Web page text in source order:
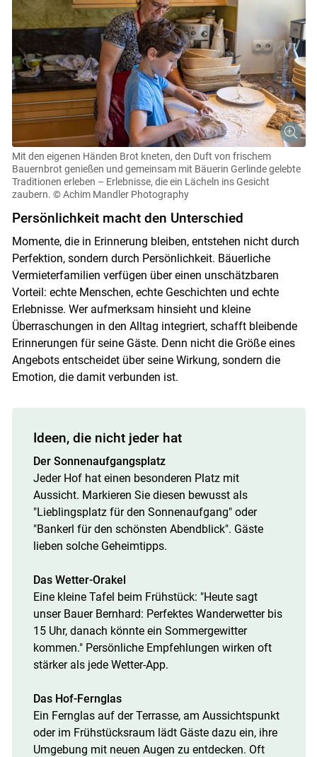
Mit den eigenen Händen Brot kneten, den Duft von frischem
Bauernbrot genießen und gemeinsam mit Bäuerin Gerlinde gelebte
Traditionen erleben – Erlebnisse, die ein Lächeln ins Gesicht
zaubern. © Achim Mandler Photography
Persönlichkeit macht den Unterschied
Momente, die in Erinnerung bleiben, entstehen nicht durch
Perfektion, sondern durch Persönlichkeit. Bäuerliche
Vermieterfamilien verfügen über einen unschätzbaren
Vorteil: echte Menschen, echte Geschichten und echte
Erlebnisse. Wer aufmerksam hinsieht und kleine
Überraschungen in den Alltag integriert, schafft bleibende
Erinnerungen für seine Gäste. Denn nicht die Größe eines
Angebots entscheidet über seine Wirkung, sondern die
Emotion, die damit verbunden ist.
Ideen, die nicht jeder hat
Der Sonnenaufgangsplatz
Jeder Hof hat einen besonderen Platz mit
Aussicht. Markieren Sie diesen bewusst als
"Lieblingsplatz für den Sonnenaufgang" oder
"Bankerl für den schönsten Abendblick". Gäste
lieben solche Geheimtipps.
Das Wetter-Orakel
Eine kleine Tafel beim Frühstück: "Heute sagt
unser Bauer Bernhard: Perfektes Wanderwetter bis
15 Uhr, danach könnte ein Sommergewitter
kommen." Persönliche Empfehlungen wirken oft
stärker als jede Wetter-App.
Das Hof-Fernglas
Ein Fernglas auf der Terrasse, am Aussichtspunkt
oder im Frühstücksraum lädt Gäste dazu ein, ihre
Umgebung mit neuen Augen zu entdecken. Oft